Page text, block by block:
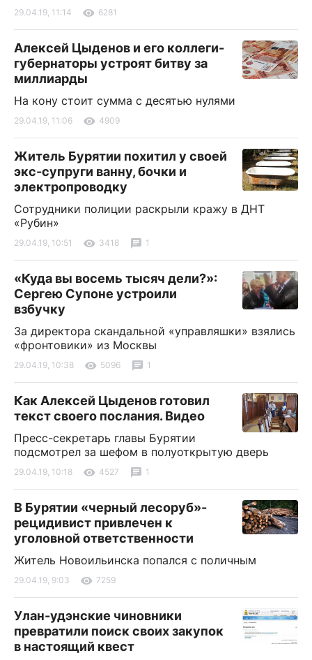
29.04.19, 11:14 6281
Алексей Цыденов и его коллеги-
губернаторы устроят битву за
миллиарды
На кону стоит сумма с десятью нулями
29.04.19, 11:06 4909
Житель Бурятии похитил у своей
экс-супруги ванну, бочки и
электропроводку
Сотрудники полиции раскрыли кражу в ДНТ
«Рубин»
29.04.19, 10:51 3418 1
«Куда вы восемь тысяч дели?»:
Сергею Супоне устроили
взбучку
За директора скандальной «управляшки» взялись
«фронтовики» из Москвы
29.04.19, 10:38 5096 1
Как Алексей Цыденов готовил
текст своего послания. Видео
Пресс-секретарь главы Бурятии
подсмотрел за шефом в полуоткрытую дверь
29.04.19, 10:18 4527 1
В Бурятии «черный лесоруб»-
рецидивист привлечен к
уголовной ответственности
Житель Новоильинска попался с поличным
29.04.19, 9:03 7259
Улан-удэнские чиновники
превратили поиск своих закупок
в настоящий квест